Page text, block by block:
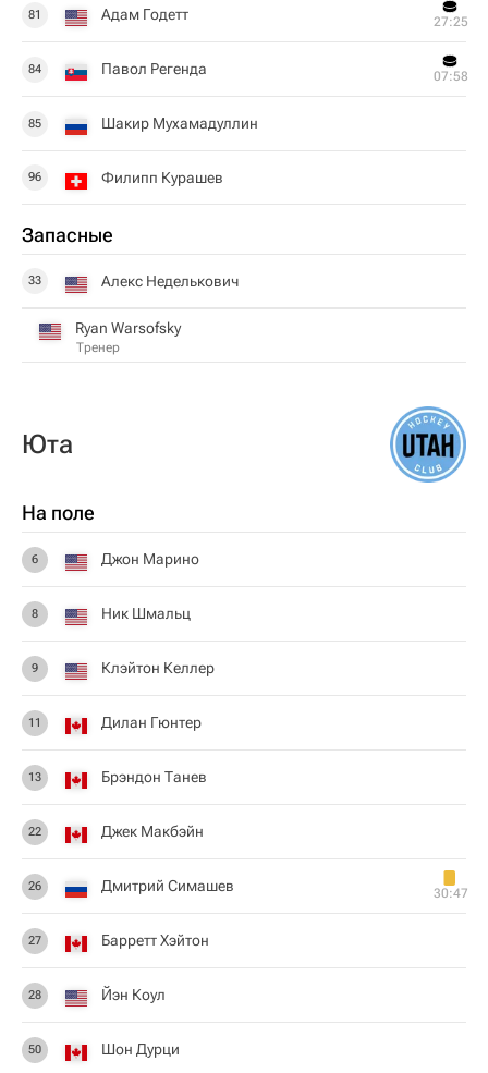
81 Адам Годетт 27:25
84 Павол Регенда 07:58
85 Шакир Мухамадуллин
96 Филипп Курашев
Запасные
33 Алекс Неделькович
Ryan Warsofsky
Тренер
Юта
На поле
6 Джон Марино
8 Ник Шмальц
9 Клэйтон Келлер
11 Дилан Гюнтер
13 Брэндон Танев
22 Джек Макбэйн
26 Дмитрий Симашев 30:47
27 Барретт Хэйтон
28 Йэн Коул
50 Шон Дурци